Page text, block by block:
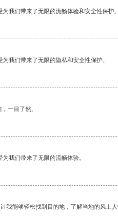
为我们带来了无限的流畅体验和安全性保护
我们带来了无限的隐私和安全性保护。
一目了然。
我们带来了无限的流畅体验。
我能够轻松找到目的地，了解当地的风土